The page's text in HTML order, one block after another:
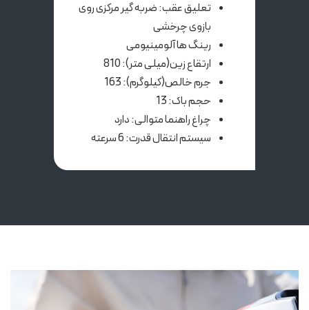
تعلیق عقب: ضربه گیر مرکزی روی
بازوی چرخشی
رینگ ها آلومینیومی
ارتقاع زین(میلی متر): 810
جرم خالص(کیلوگرم): 163
حجم باک: 13
چراغ راهنما متوالی: دارد
سیستم انتقال قدرت: 6 سرعته